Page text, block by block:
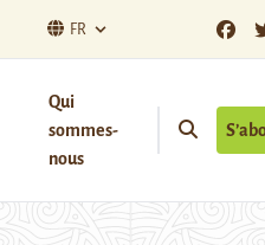
FR
Qui
sommes-
nous